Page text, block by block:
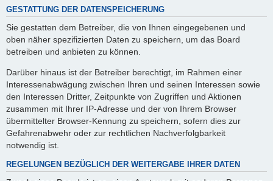
GESTATTUNG DER DATENSPEICHERUNG
Sie gestatten dem Betreiber, die von Ihnen eingegebenen und
oben näher spezifizierten Daten zu speichern, um das Board
betreiben und anbieten zu können.
Darüber hinaus ist der Betreiber berechtigt, im Rahmen einer
Interessenabwägung zwischen Ihren und seinen Interessen sowie
den Interessen Dritter, Zeitpunkte von Zugriffen und Aktionen
zusammen mit Ihrer IP-Adresse und der von Ihrem Browser
übermittelter Browser-Kennung zu speichern, sofern dies zur
Gefahrenabwehr oder zur rechtlichen Nachverfolgbarkeit
notwendig ist.
REGELUNGEN BEZÜGLICH DER WEITERGABE IHRER DATEN